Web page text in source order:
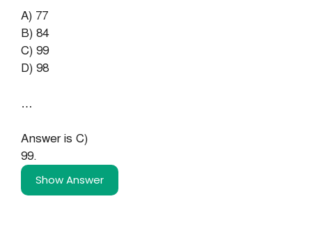
A) 77
B) 84
C) 99
D) 98
…
Answer is C)
99.
Show Answer